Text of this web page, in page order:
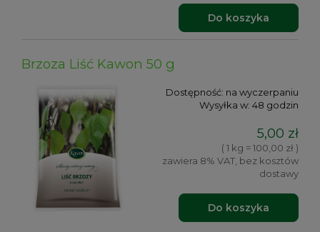
Do koszyka
Brzoza Liść Kawon 50 g
Dostępność: na wyczerpaniu
Wysyłka w: 48 godzin
5,00 zł
( 1 kg = 100,00 zł )
zawiera 8% VAT, bez kosztów
dostawy
Do koszyka